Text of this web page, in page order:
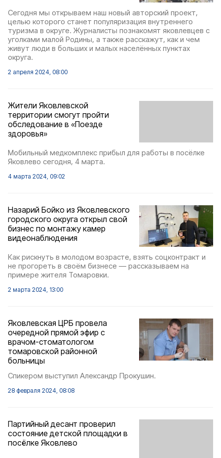
Сегодня мы открываем наш новый авторский проект,
целью которого станет популяризация внутреннего
туризма в округе. Журналисты познакомят яковлевцев с
уголками малой Родины, а также расскажут, как и чем
живут люди в больших и малых населённых пунктах
округа.
2 апреля 2024, 08:00
Жители Яковлевской
территории смогут пройти
обследование в «Поезде
здоровья»
Мобильный медкомплекс прибыл для работы в посёлке
Яковлево сегодня, 4 марта.
4 марта 2024, 09:02
Назарий Бойко из Яковлевского
городского округа открыл свой
бизнес по монтажу камер
видеонаблюдения
Как рискнуть в молодом возрасте, взять соцконтракт и
не прогореть в своём бизнесе — рассказываем на
примере жителя Томаровки.
2 марта 2024, 13:00
Яковлевская ЦРБ провела
очередной прямой эфир с
врачом-стоматологом
томаровской районной
больницы
Спикером выступил Александр Прокушин.
28 февраля 2024, 08:08
Партийный десант проверил
состояние детской площадки в
посёлке Яковлево